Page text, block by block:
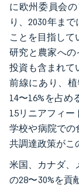
に欧州委員会
り、2030年ま
ことを目指し
研究と農家への
投資も含まれて
前線にあり、
14〜16%を占め
15リニアフィー
学校や病院での
共調達政策がこ
米国、カナダ、
の28〜30%を貢